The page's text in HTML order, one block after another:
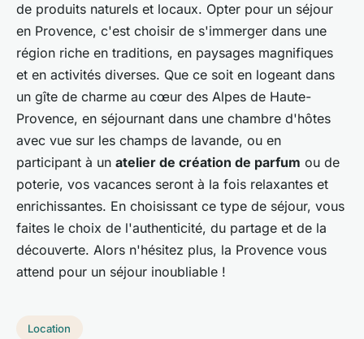
de produits naturels et locaux. Opter pour un séjour
en Provence, c'est choisir de s'immerger dans une
région riche en traditions, en paysages magnifiques
et en activités diverses. Que ce soit en logeant dans
un gîte de charme au cœur des Alpes de Haute-
Provence, en séjournant dans une chambre d'hôtes
avec vue sur les champs de lavande, ou en
participant à un atelier de création de parfum ou de
poterie, vos vacances seront à la fois relaxantes et
enrichissantes. En choisissant ce type de séjour, vous
faites le choix de l'authenticité, du partage et de la
découverte. Alors n'hésitez plus, la Provence vous
attend pour un séjour inoubliable !
Location